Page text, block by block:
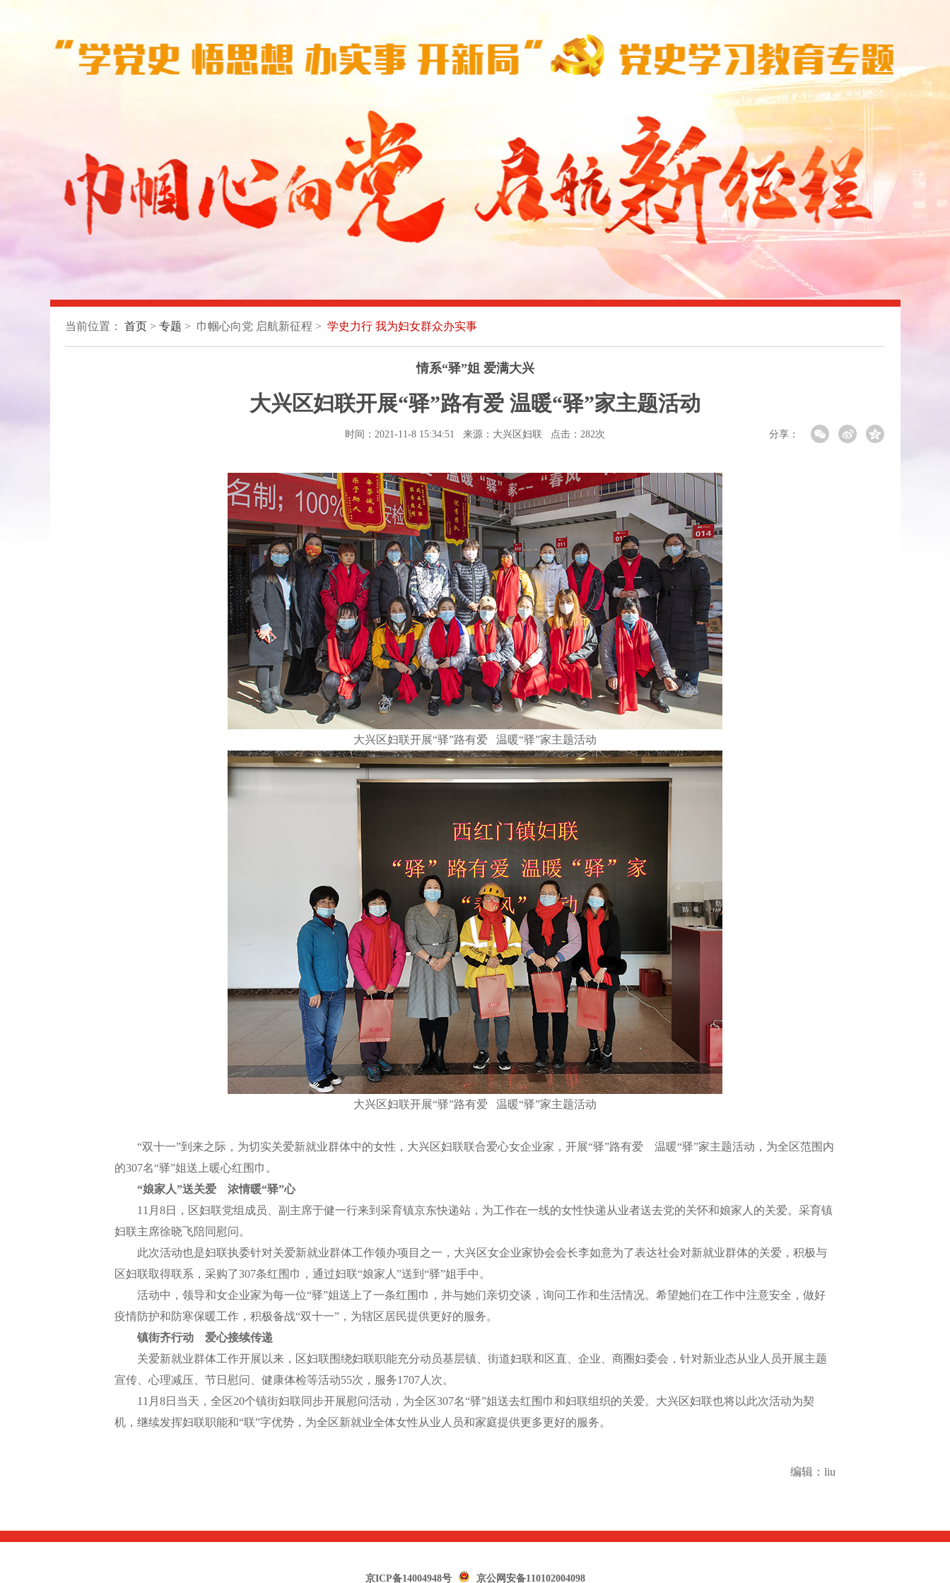
当前位置： 首页 > 专题 > 巾帼心向党 启航新征程 > 学史力行 我为妇女群众办实事
情系“驿”姐 爱满大兴
大兴区妇联开展“驿”路有爱 温暖“驿”家主题活动
时间：2021-11-8 15:34:51 来源：大兴区妇联 点击： 282次 分享：
大兴区妇联开展“驿”路有爱 温暖“驿”家主题活动
大兴区妇联开展“驿”路有爱 温暖“驿”家主题活动
“双十一”到来之际，为切实关爱新就业群体中的女性，大兴区妇联联合爱心女企业家，开展“驿”路有爱 温暖“驿”家主题活动，为全区范围内
的307名“驿”姐送上暖心红围巾。
“娘家人”送关爱 浓情暖“驿”心
11月8日，区妇联党组成员、副主席于健一行来到采育镇京东快递站，为工作在一线的女性快递从业者送去党的关怀和娘家人的关爱。采育镇
妇联主席徐晓飞陪同慰问。
此次活动也是妇联执委针对关爱新就业群体工作领办项目之一，大兴区女企业家协会会长李如意为了表达社会对新就业群体的关爱，积极与
区妇联取得联系，采购了307条红围巾，通过妇联“娘家人”送到“驿”姐手中。
活动中，领导和女企业家为每一位“驿”姐送上了一条红围巾，并与她们亲切交谈，询问工作和生活情况。希望她们在工作中注意安全，做好
疫情防护和防寒保暖工作，积极备战“双十一”，为辖区居民提供更好的服务。
镇街齐行动 爱心接续传递
关爱新就业群体工作开展以来，区妇联围绕妇联职能充分动员基层镇、街道妇联和区直、企业、商圈妇委会，针对新业态从业人员开展主题
宣传、心理减压、节日慰问、健康体检等活动55次，服务1707人次。
11月8日当天，全区20个镇街妇联同步开展慰问活动，为全区307名“驿”姐送去红围巾和妇联组织的关爱。大兴区妇联也将以此次活动为契
机，继续发挥妇联职能和“联”字优势，为全区新就业全体女性从业人员和家庭提供更多更好的服务。
编辑：liu
京ICP备14004948号 京公网安备110102004098